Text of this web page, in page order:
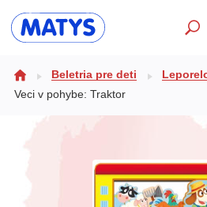
Doplnkový sortiment
Beletria pre deti
Veci v pohybe: Traktor